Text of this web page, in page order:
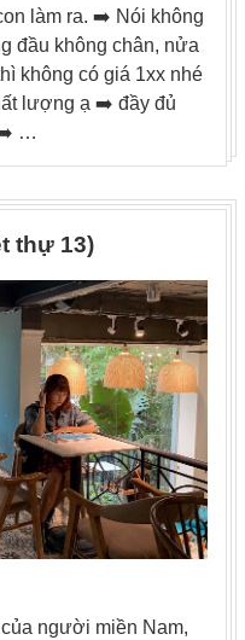
làm ra. ➡️ Nói không
đầu không chân, nửa
không có giá 1xx nhé
lượng ạ ➡️ đầy đủ
➡️ …
thự 13)
người miền Nam,